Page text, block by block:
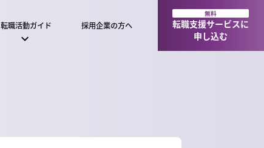
転職活動ガイド 採用企業の方へ
無料
転職支援サービスに
申し込む